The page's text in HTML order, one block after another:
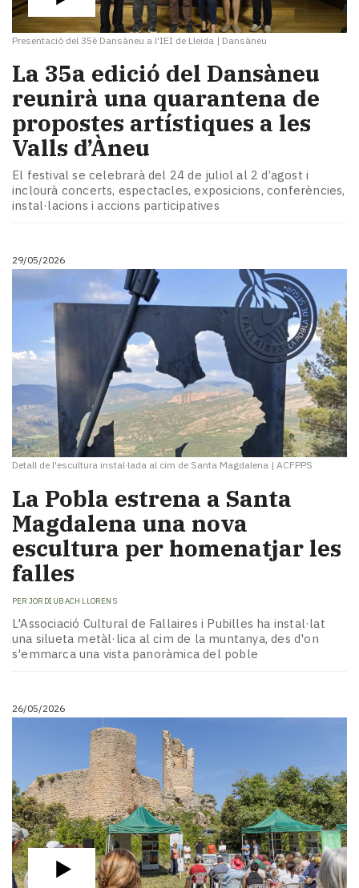
Presentació del 35è Dansàneu a l'IEI de Lleida | Dansàneu
​La 35a edició del Dansàneu
reunirà una quarantena de
propostes artístiques a les
Valls d’Àneu
El festival se celebrarà del 24 de juliol al 2 d’agost i
inclourà concerts, espectacles, exposicions, conferències,
instal·lacions i accions participatives
29/05/2026
Detall de l'escultura instal·lada al cim de Santa Magdalena | ACFPPS
La Pobla estrena a Santa
Magdalena una nova
escultura per homenatjar les
falles
PER JORDI UBACH LLORENS
L'Associació Cultural de Fallaires i Pubilles ha instal·lat
una silueta metàl·lica al cim de la muntanya, des d'on
s'emmarca una vista panoràmica del poble
26/05/2026